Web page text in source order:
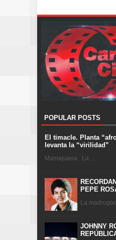
POPULAR POSTS
El timacle. Planta
levanta la “virilidad”
Mamajuana . La ...
PEPE
La
JOHNNY